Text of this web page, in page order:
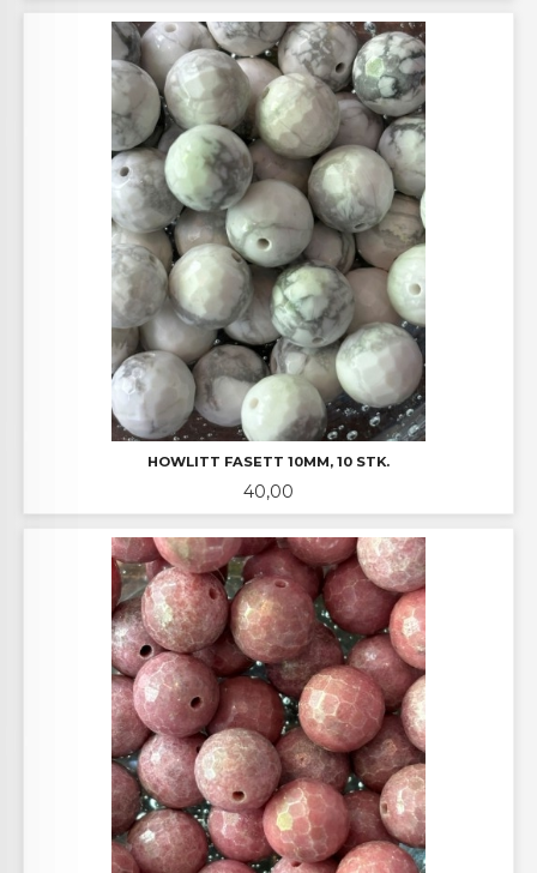
HOWLITT FASETT 10MM, 10 STK.
Pris
40,00